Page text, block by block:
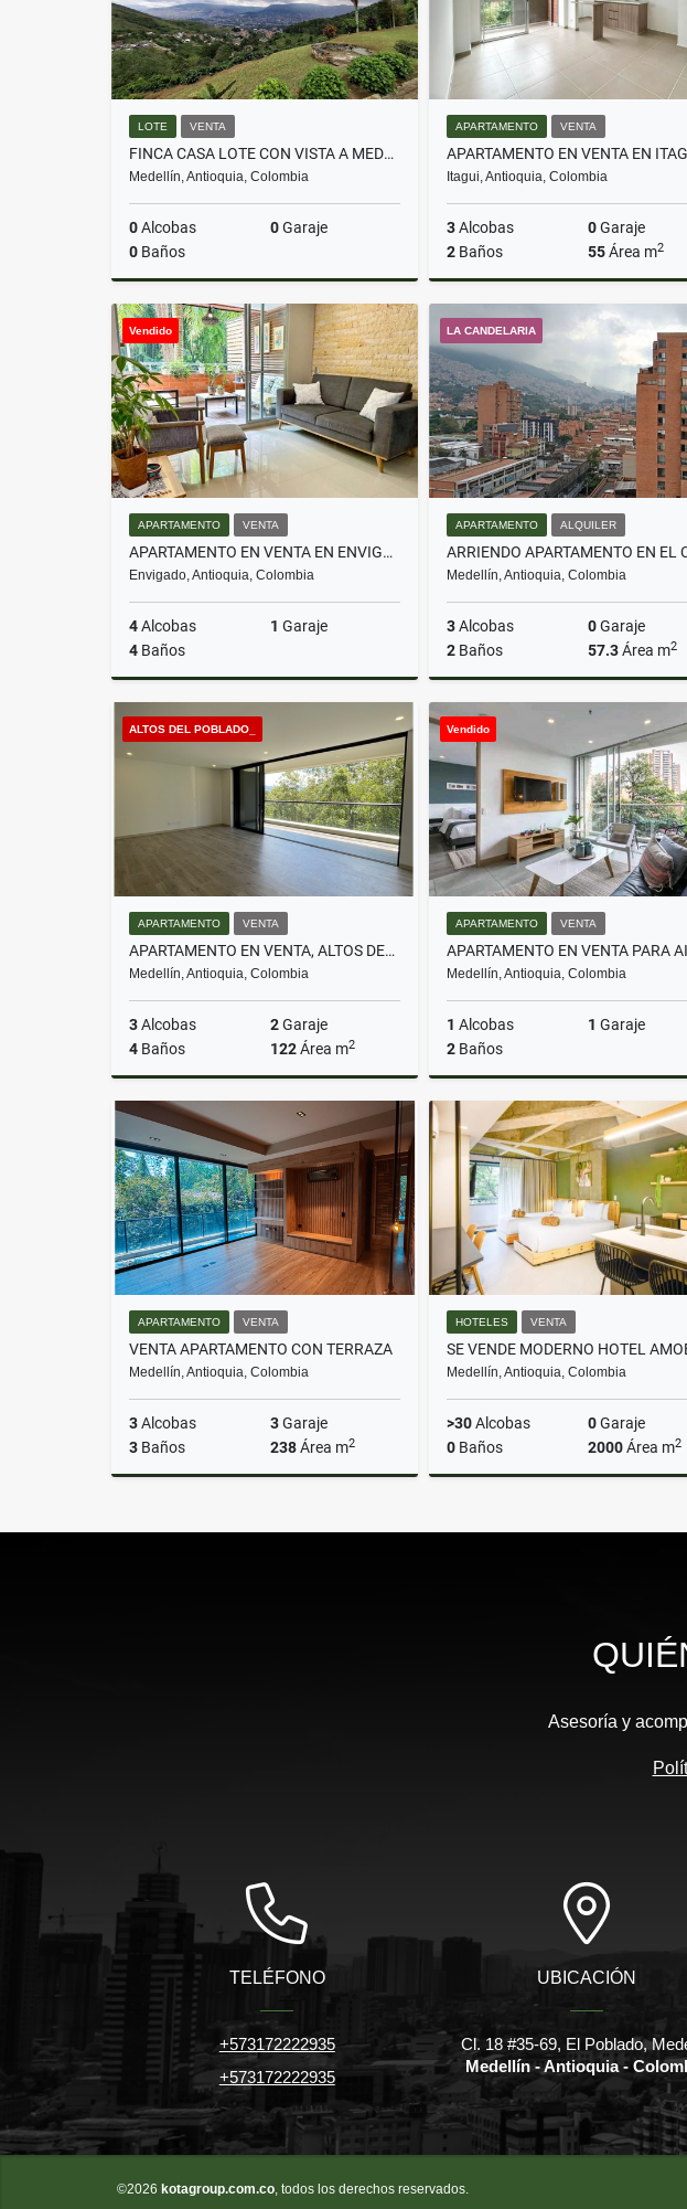
LOTE VENTA
FINCA CASA LOTE CON VISTA A MEDELLIN VEREDA JARDIN
Medellín, Antioquia, Colombia
0Alcobas 0Garaje
0 Baños
Venta
$1.280.000.000
APARTAMENTO VENTA
Itagui, Antioquia, Colombia
3Alcobas 0Garaje
2 Baños 55Área m2
$329.000.000
Vendido
APARTAMENTO VENTA
APARTAMENTO EN VENTA EN ENVIGADO LOMA DEL CHOCHO
Envigado, Antioquia, Colombia
4Alcobas 1 Garaje
4 Baños
$950.000.000
LA CANDELARIA
APARTAMENTO ALQUILER
Medellín, Antioquia, Colombia
3Alcobas 0Garaje
2 Baños 57.3Área m2
ALTOS DEL POBLADO_
APARTAMENTO VENTA
APARTAMENTO EN VENTA, ALTOS DEL POBLADO, MEDELLÍN
Medellín, Antioquia, Colombia
3Alcobas 2Garaje
4 Baños 122Área m2
Venta
$1.470.000.000
Vendido
APARTAMENTO VENTA
Medellín, Antioquia, Colombia
1 Alcobas 1 Garaje
2 Baños
$620.000.000
APARTAMENTO VENTA
VENTA APARTAMENTO CON TERRAZA
Medellín, Antioquia, Colombia
3Alcobas 3Garaje
3 Baños 238Área m2
$2.600.000.000
HOTELES VENTA
Medellín, Antioquia, Colombia
>30Alcobas 0Garaje
0 Baños 2000Área m2
$12.700.000.000
Asesoría y
TELÉFONO
+573172222935
+573172222935
UBICACIÓN
Cl. 18 #35-69, El Poblado,
Medellín - Antioquia -
©2026 kotagroup.com.co, todos los derechos reservados.